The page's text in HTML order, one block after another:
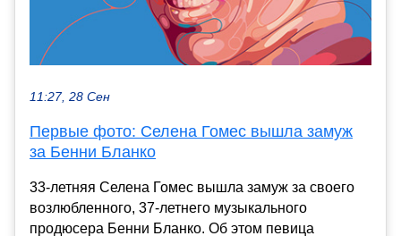
11:27, 28 Сен
Первые фото: Селена Гомес вышла замуж
за Бенни Бланко
33-летняя Селена Гомес вышла замуж за своего
возлюбленного, 37-летнего музыкального
продюсера Бенни Бланко. Об этом певица